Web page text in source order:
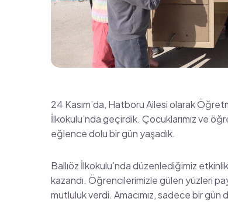
24 Kasım’da, Hatboru Ailesi olarak
İlkokulu’nda geçirdik. Çocuklarımız ve
eğlence dolu bir gün yaşadık.
Ballıöz İlkokulu’nda düzenlediğimiz
kazandı. Öğrencilerimizle gülen yüzleri
mutluluk verdi. Amacımız, sadece bir